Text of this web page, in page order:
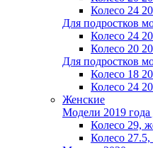
Колесо 24
Для подростков
Колесо 24
Колесо 20
Для подростков
Колесо 18
Колесо 24
Женскиe
Модели 2019
Колесо 29,
Колесо